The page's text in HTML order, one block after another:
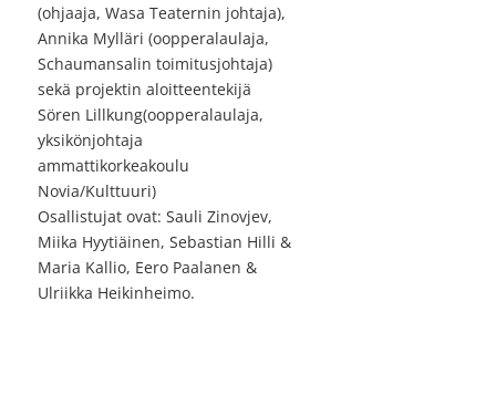
(ohjaaja, Wasa Teaternin johtaja),
Annika Mylläri (oopperalaulaja,
Schaumansalin toimitusjohtaja)
sekä projektin aloitteentekijä
Sören Lillkung(oopperalaulaja,
yksikönjohtaja
ammattikorkeakoulu
Novia/Kulttuuri)
Osallistujat ovat: Sauli Zinovjev,
Miika Hyytiäinen, Sebastian Hilli &
Maria Kallio, Eero Paalanen &
Ulriikka Heikinheimo.